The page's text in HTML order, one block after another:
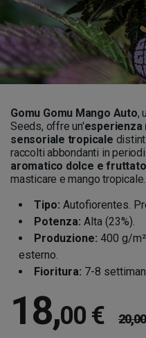
Gomu Gomu Mango Auto,
Seeds, offre un'esperienza
sensoriale tropicale
raccolti abbondanti in
aromatico dolce e fruttato
masticare e mango tropicale.
Tipo: Autofiorentes.
Potenza: Alta (23%).
Produzione: 400 g/
esterno.
Fioritura: 7-8
18,00 €